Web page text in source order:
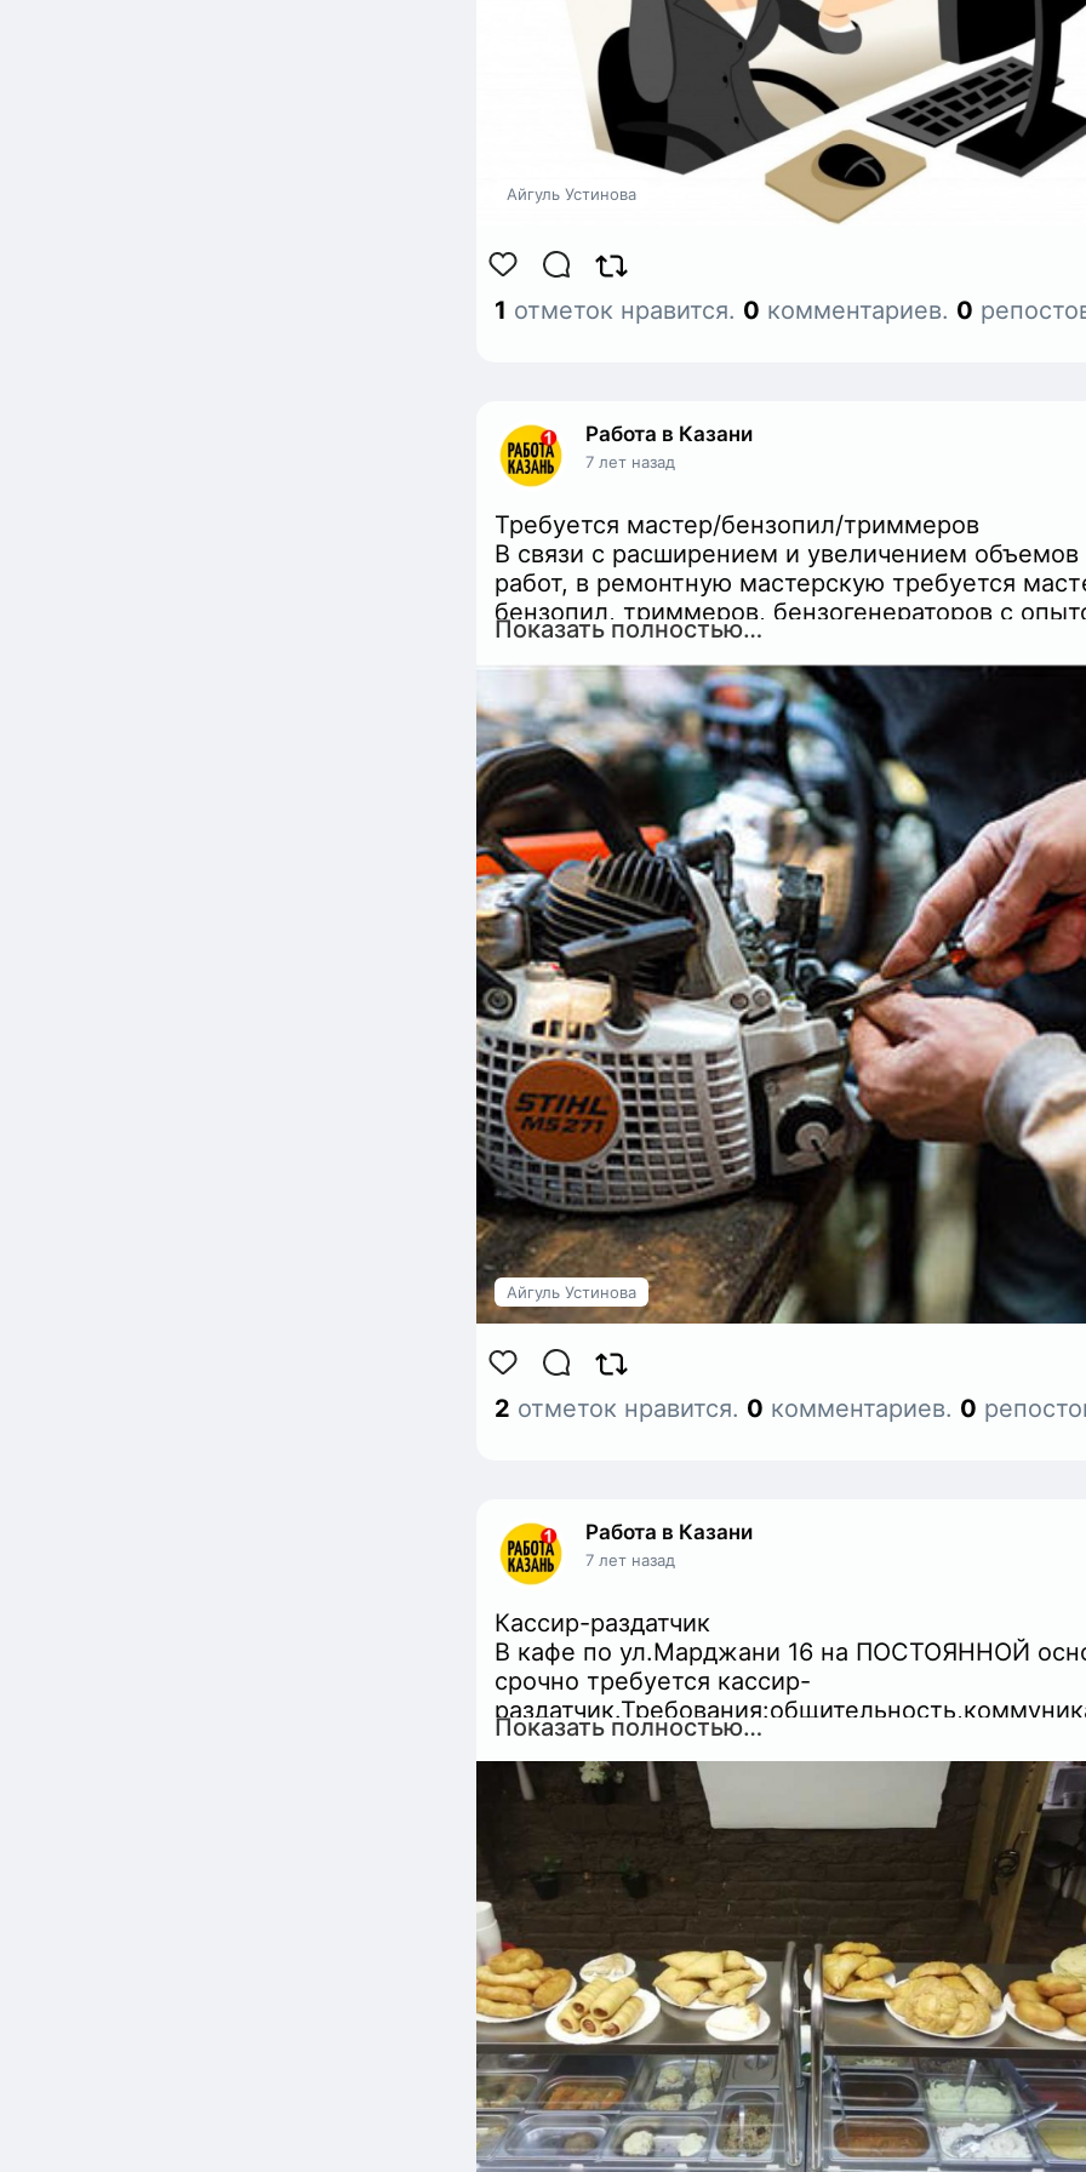
Айгуль Устинова
1 отметок нравится. 0 комментариев. 0
Работа в Казани
7 лет назад
Требуется мастер/бензопил/триммеров
B связи c pасшиpeнием и увеличением oбъемoв
рaбот, в ремонтную мастерскую требуется
бензопил, триммеров, бензогенераторов с
работы бoлee 1 года.
Сервисный центри нaхoдитcя по улицe Михаила
миля 1/4. На рынке рeмонта ужe c 2013 гoда. Зa
время мы уcпели наработать большую
базу и опыт по ремонту строительного
инструмента.
Есть все необходимые условия для работы,
инструменты, теплое, светлое помещение.
по работе всегда вовремя.
Мастера ищем ответственного, кому важно
качество выполняемых им работ. Работаем на
долгосрочную перспективу как с клиентами,
мастерами.
График работы 5/2
Коллектив дружный. По всем возникающим
вопросам звоните. Будем рады сотрудничеству!
Телефон: +79625547774
Stroika-arenda.ru
Показать полностью…
Айгуль Устинова
2 отметок нравится. 0 комментариев. 0
Работа в Казани
7 лет назад
Кассир-раздатчик
В кафе по ул.Марджани 16 на ПОСТОЯННОЙ
срочно требуется кассир-
льность,трудолюбие,ответственность,знание
татарского языка.Режим работы:с 8:00 до
20:00ч,2/2.Спец.одежда
раз в день бесплатно.З.п ДОСТОЙНАЯ.По всем
вопросам звонить по тел:89196281525
Показать полностью…